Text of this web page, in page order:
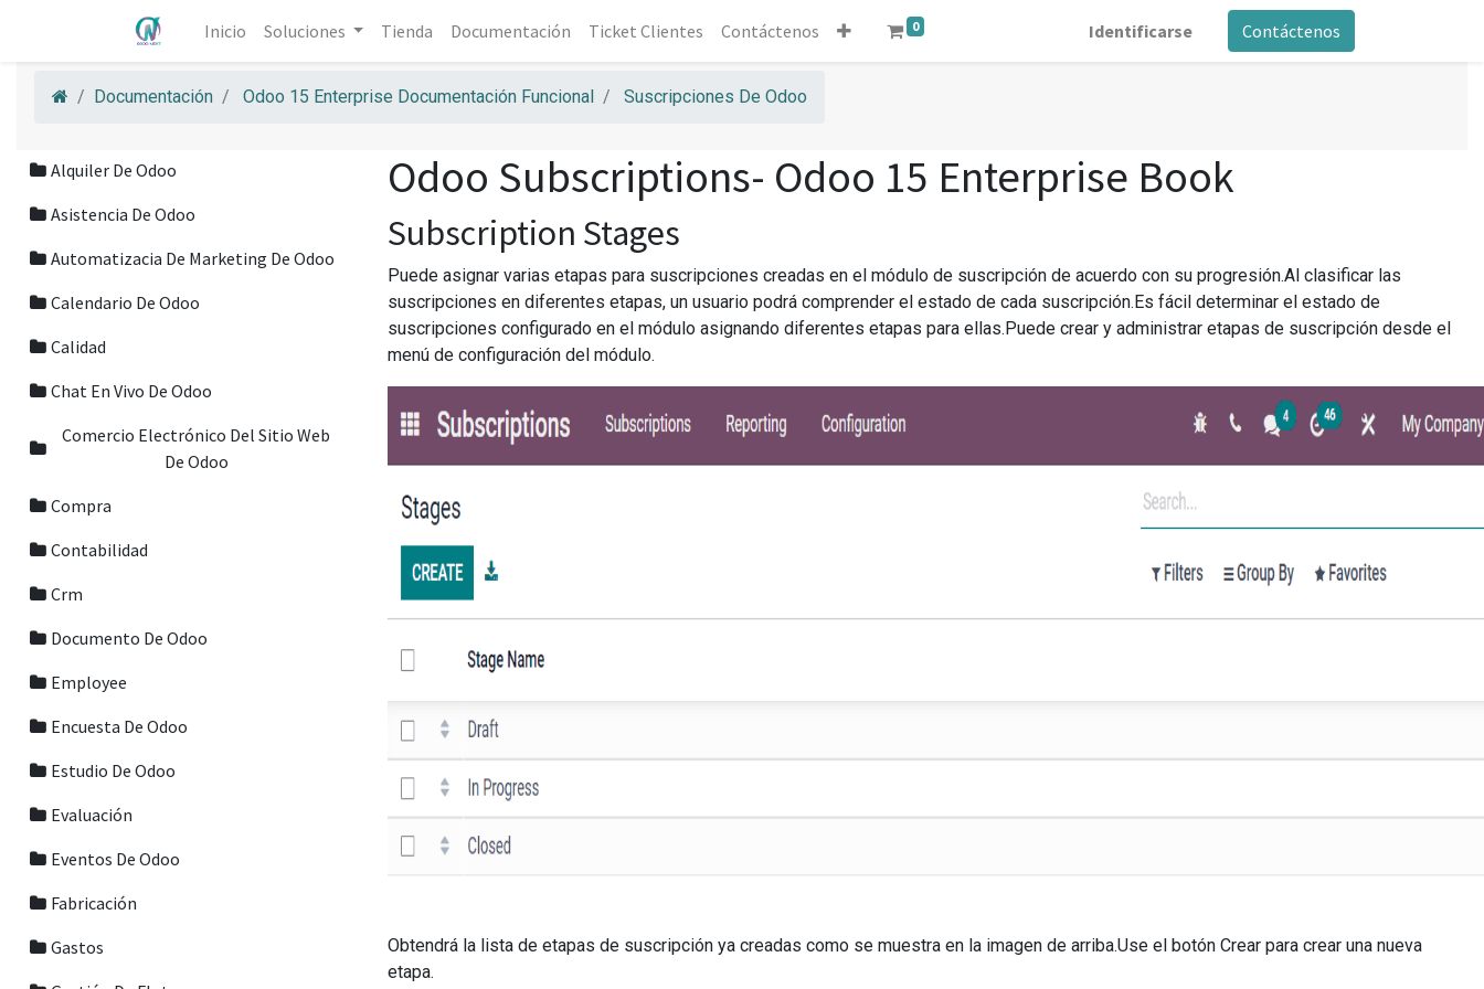
Inicio Soluciones Tienda Documentación Ticket Clientes Contáctenos 0 Identificarse Contáctenos
Documentación Odoo 15 Enterprise Documentación Funcional Suscripciones De Odoo
Alquiler De Odoo
Asistencia De Odoo
Automatizacia De Marketing De Odoo
Calendario De Odoo
Calidad
Chat En Vivo De Odoo
Comercio Electrónico Del Sitio Web
De Odoo
Compra
Contabilidad
Crm
Documento De Odoo
Employee
Encuesta De Odoo
Estudio De Odoo
Evaluación
Eventos De Odoo
Fabricación
Gastos
Odoo Subscriptions- Odoo 15 Enterprise Book
Subscription Stages
Puede asignar varias etapas para suscripciones creadas en el módulo de suscripción de acuerdo con su progresión.Al clasificar las
suscripciones en diferentes etapas, un usuario podrá comprender el estado de cada suscripción.Es fácil determinar el estado de
suscripciones configurado en el módulo asignando diferentes etapas para ellas.Puede crear y administrar etapas de suscripción desde el
menú de configuración del módulo.
Obtendrá la lista de etapas de suscripción ya creadas como se muestra en la imagen de arriba.Use el botón Crear para crear una nueva
etapa.